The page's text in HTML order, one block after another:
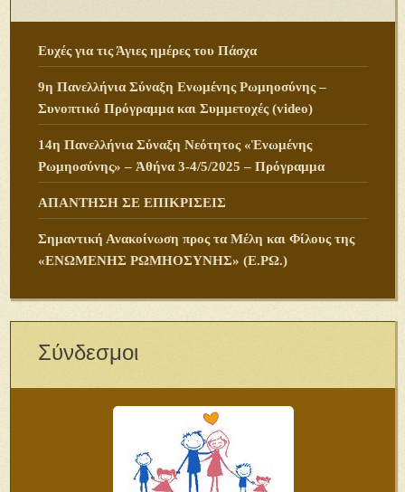
Ευχές για τις Άγιες ημέρες του Πάσχα
9η Πανελλήνια Σύναξη Ενωμένης Ρωμηοσύνης –
Συνοπτικό Πρόγραμμα και Συμμετοχές (video)
14η Πανελλήνια Σύναξη Νεότητος «Ἑνωμένης
Ρωμηοσύνης» – Ἀθήνα 3-4/5/2025 – Πρόγραμμα
ΑΠΑΝΤΗΣΗ ΣΕ ΕΠΙΚΡΙΣΕΙΣ
Σημαντική Ανακοίνωση προς τα Μέλη και Φίλους της
«ΕΝΩΜΕΝΗΣ ΡΩΜΗΟΣΥΝΗΣ» (Ε.ΡΩ.)
Σύνδεσμοι